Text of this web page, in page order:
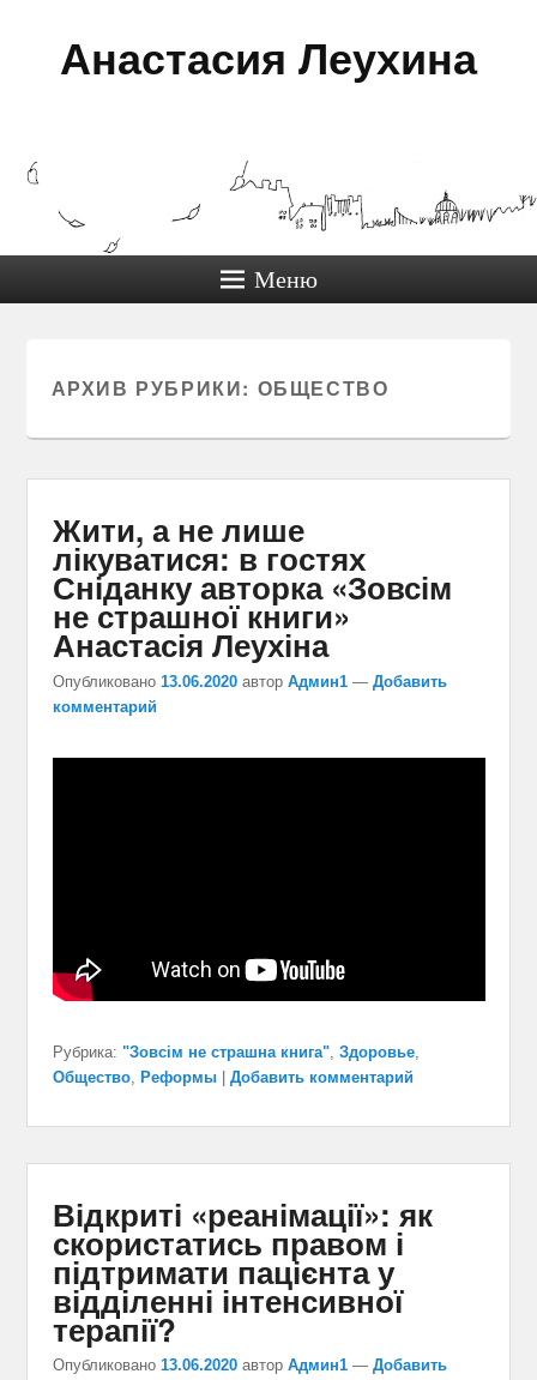
Анастасия Леухина
Меню
АРХИВ РУБРИКИ: ОБЩЕСТВО
Жити, а не лише
лікуватися: в гостях
Сніданку авторка «Зовсім
не страшної книги»
Анастасія Леухіна
Опубликовано 13.06.2020 автор Админ1 — Добавить
комментарий
Рубрика: "Зовсім не страшна книга", Здоровье,
Общество, Реформы | Добавить комментарий
Відкриті «реанімації»: як
скористатись правом і
підтримати пацієнта у
відділенні інтенсивної
терапії?
Опубликовано 13.06.2020 автор Админ1 — Добавить